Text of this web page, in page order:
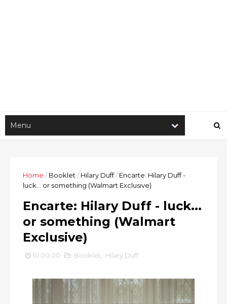
Home / Booklet / Hilary Duff/ Encarte: Hilary Duff -
luck... or something (Walmart Exclusive)
Encarte: Hilary Duff - luck...
or something (Walmart
Exclusive)
10:00:00 Booklet Hilary Duff